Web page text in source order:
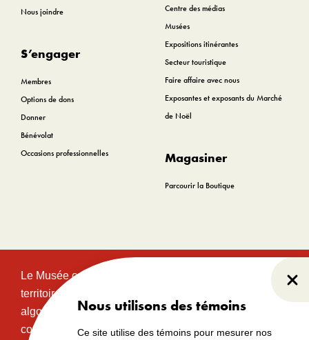
Nous utilisons des témoins
Ce site utilise des témoins pour mesurer nos
Nous joindre
S’engager
Membres
Options de dons
Donner
Bénévolat
Occasions professionnelles
Centre des médias
Musées
Expositions itinérantes
Secteur touristique
Faire affaire avec nous
Exposantes et exposants du Marché
de Noël
Magasiner
Parcourir la Boutique
Le Musée canadien de l’histoire est situé sur le
territoire traditionnel et non cédé des communautés
algonquines Anishinabeg. Ce territoire a eu et
continue d’avoir une grande importance historique,